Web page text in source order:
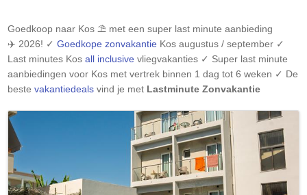
Goedkoop naar Kos ⛱️ met een super last minute aanbieding
✈️ 2026! ✓ Goedkope zonvakantie Kos augustus / september ✓
Last minutes Kos all inclusive vliegvakanties ✓ Super last minute
aanbiedingen voor Kos met vertrek binnen 1 dag tot 6 weken ✓ De
beste vakantiedeals vind je met Lastminute Zonvakantie